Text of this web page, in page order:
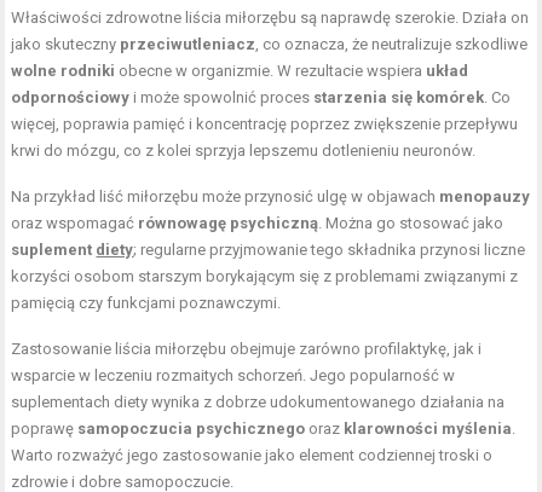
Właściwości zdrowotne liścia miłorzębu są naprawdę szerokie. Działa on
jako skuteczny przeciwutleniacz, co oznacza, że neutralizuje szkodliwe
wolne rodniki obecne w organizmie. W rezultacie wspiera układ
odpornościowy i może spowolnić proces starzenia się komórek. Co
więcej, poprawia pamięć i koncentrację poprzez zwiększenie przepływu
krwi do mózgu, co z kolei sprzyja lepszemu dotlenieniu neuronów.
Na przykład liść miłorzębu może przynosić ulgę w objawach menopauzy
oraz wspomagać równowagę psychiczną. Można go stosować jako
suplement diety; regularne przyjmowanie tego składnika przynosi liczne
korzyści osobom starszym borykającym się z problemami związanymi z
pamięcią czy funkcjami poznawczymi.
Zastosowanie liścia miłorzębu obejmuje zarówno profilaktykę, jak i
wsparcie w leczeniu rozmaitych schorzeń. Jego popularność w
suplementach diety wynika z dobrze udokumentowanego działania na
poprawę samopoczucia psychicznego oraz klarowności myślenia.
Warto rozważyć jego zastosowanie jako element codziennej troski o
zdrowie i dobre samopoczucie.